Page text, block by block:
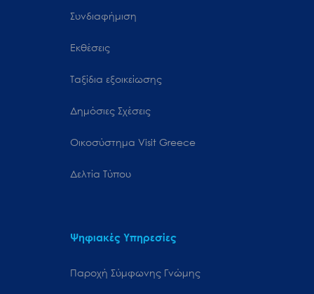
Συνδιαφήμιση
Εκθέσεις
Ταξίδια εξοικείωσης
Δημόσιες Σχέσεις
Oικοσύστημα Visit Greece
Δελτία Τύπου
Ψηφιακές Υπηρεσίες
Παροχή Σύμφωνης Γνώμης